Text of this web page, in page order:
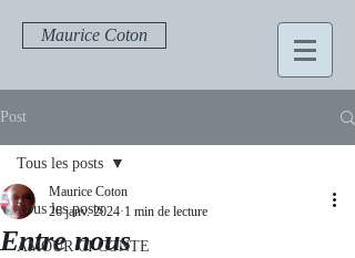
Maurice Coton
Post
Tous les posts
AMOUR CI CONTE
Tous les posts
Entre nous
Maurice Coton
26 janv. 2024 1 min de lecture